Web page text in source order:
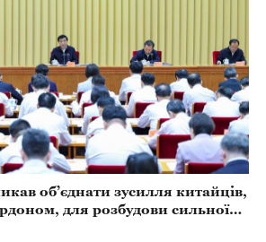
об’єднати зусилля китайців,
для розбудови сильної
відродженню китайської